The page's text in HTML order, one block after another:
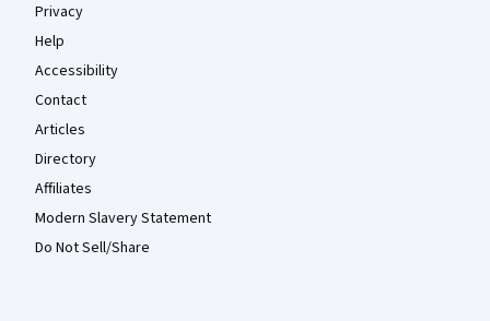
Privacy
Help
Accessibility
Contact
Articles
Directory
Affiliates
Modern Slavery Statement
Do Not Sell/Share